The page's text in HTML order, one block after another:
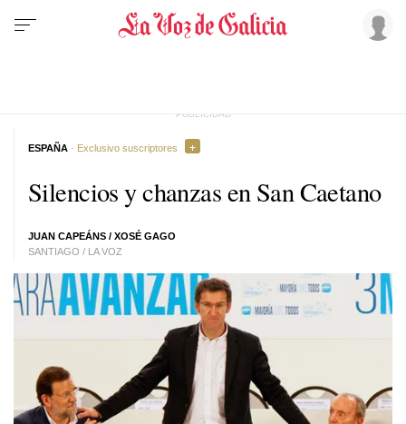
Silencios y chanzas en San Caetano
JUAN CAPEÁNS / XOSÉ GAGO
SANTIAGO / LA VOZ
ESPAÑA · Exclusivo suscriptores